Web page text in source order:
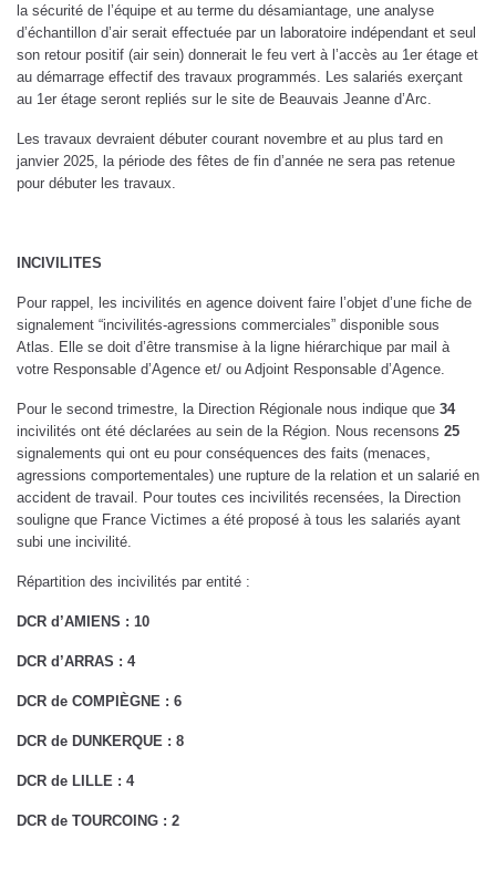
la sécurité de l’équipe et au terme du désamiantage, une analyse
d’échantillon d’air serait effectuée par un laboratoire indépendant et seul
son retour positif (air sein) donnerait le feu vert à l’accès au 1er étage et
au démarrage effectif des travaux programmés. Les salariés exerçant
au 1er étage seront repliés sur le site de Beauvais Jeanne d’Arc.
Les travaux devraient débuter courant novembre et au plus tard en
janvier 2025, la période des fêtes de fin d’année ne sera pas retenue
pour débuter les travaux.
INCIVILITES
Pour rappel, les incivilités en agence doivent faire l’objet d’une fiche de
signalement “incivilités-agressions commerciales” disponible sous
Atlas. Elle se doit d’être transmise à la ligne hiérarchique par mail à
votre Responsable d’Agence et/ ou Adjoint Responsable d’Agence.
Pour le second trimestre, la Direction Régionale nous indique que 34
incivilités ont été déclarées au sein de la Région. Nous recensons 25
signalements qui ont eu pour conséquences des faits (menaces,
agressions comportementales) une rupture de la relation et un salarié en
accident de travail. Pour toutes ces incivilités recensées, la Direction
souligne que France Victimes a été proposé à tous les salariés ayant
subi une incivilité.
Répartition des incivilités par entité :
DCR d’AMIENS : 10
DCR d’ARRAS : 4
DCR de COMPIÈGNE : 6
DCR de DUNKERQUE : 8
DCR de LILLE : 4
DCR de TOURCOING : 2